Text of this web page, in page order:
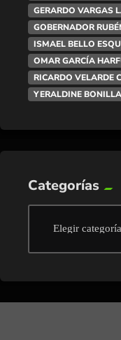
GERARDO VARGAS
GOBERNADOR
ISMAEL BELLO
OMAR GARCÍA
RICARDO VELARDE
YERALDINE
Categorías